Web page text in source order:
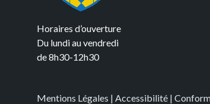
Horaires d’ouverture
Du lundi au vendredi
de 8h30-12h30
Mentions Légales | Accessibilité |